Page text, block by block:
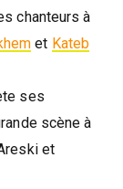
chanteurs à
et Kateb
ses
scène à
et